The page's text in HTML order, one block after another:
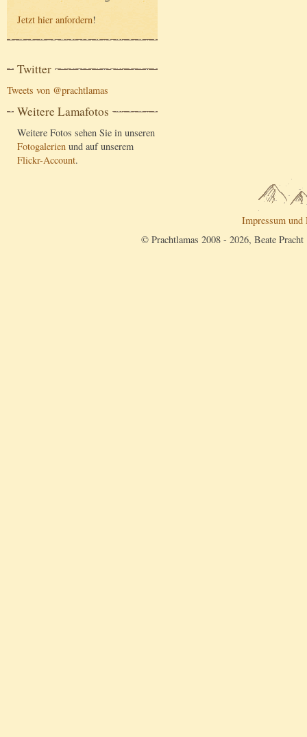
Jetzt hier anfordern!
Twitter
Tweets von @prachtlamas
Weitere Lamafotos
Weitere Fotos sehen Sie in unseren
Fotogalerien und auf unserem
Flickr-Account.
Impressum und
© Prachtlamas 2008 - 2026, Beate Pracht